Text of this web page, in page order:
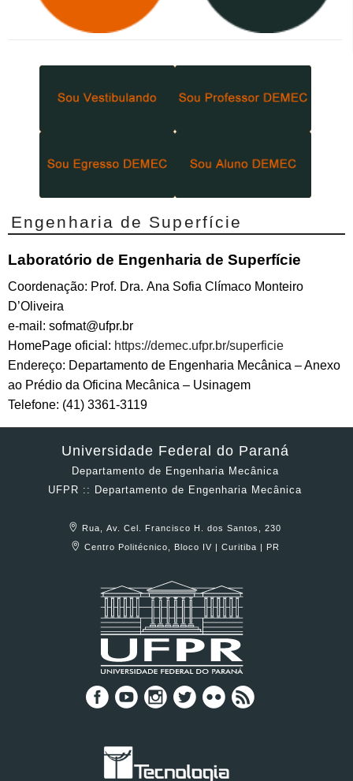
Engenharia de Superfície
Laboratório de Engenharia de Superfície
Coordenação: Prof. Dra. Ana Sofia Clímaco Monteiro
D’Oliveira
e-mail: sofmat@ufpr.br
HomePage oficial: https://demec.ufpr.br/superficie
Endereço: Departamento de Engenharia Mecânica – Anexo
ao Prédio da Oficina Mecânica – Usinagem
Telefone: (41) 3361-3119
Universidade Federal do Paraná
Departamento de Engenharia Mecânica
UFPR :: Departamento de Engenharia Mecânica
Rua, Av. Cel. Francisco H. dos Santos, 230
Centro Politécnico, Bloco IV | Curitiba | PR